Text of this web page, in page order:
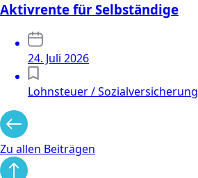
Aktivrente für Selbständige
24. Juli 2026
Lohnsteuer / Sozialversicherung
Zu allen Beiträgen